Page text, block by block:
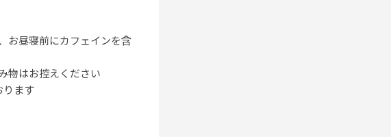
お昼寝前にカフェインを含
物はお控えください
ります